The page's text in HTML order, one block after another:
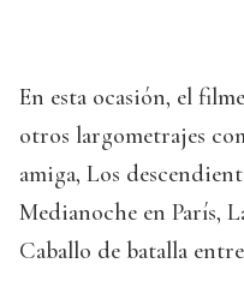
En esta ocasión, el
otros largometrajes
amiga, Los
Medianoche en París,
Caballo de batalla